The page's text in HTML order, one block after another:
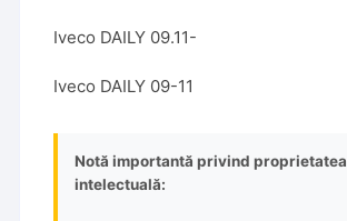
Iveco DAILY 09.11-
Iveco DAILY 09-11
Notă importantă privind proprietatea
intelectuală: